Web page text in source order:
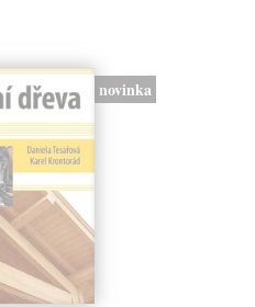
novinka